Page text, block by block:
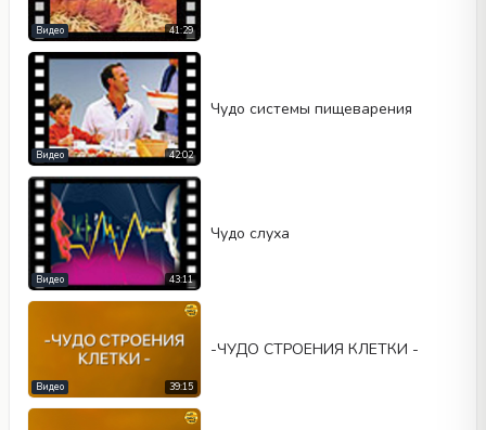
41:29
Видео
42:02
Видео
Чудо системы пищеварения
43:11
Видео
Чудо слуха
39:15
Видео
-ЧУДО СТРОЕНИЯ КЛЕТКИ -